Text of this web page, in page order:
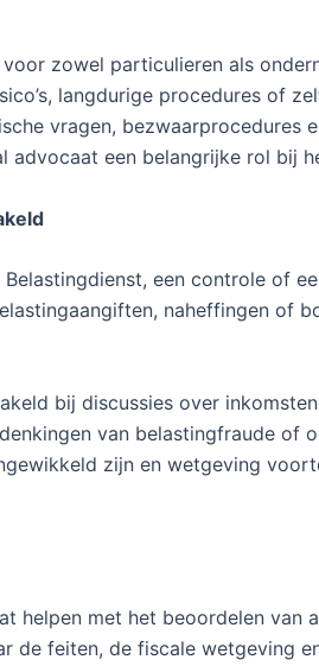
zowel particulieren als
langdurige procedures of
vragen, bezwaarprocedures
een belangrijke rol bij
een controle of
naheffingen of
bij discussies over
van belastingfraude of
zijn en wetgeving
helpen met het beoordelen van
de feiten, de fiscale wetgeving